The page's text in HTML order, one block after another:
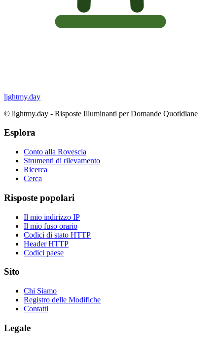
lightmy.day
© lightmy.day - Risposte Illuminanti per Domande Quotidiane
Esplora
Conto alla Rovescia
Strumenti di rilevamento
Ricerca
Cerca
Risposte popolari
Il mio indirizzo IP
Il mio fuso orario
Codici di stato HTTP
Header HTTP
Codici paese
Sito
Chi Siamo
Registro delle Modifiche
Contatti
Legale